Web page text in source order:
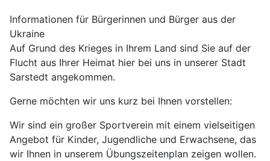
Informationen für Bürgerinnen und Bürger aus der
Ukraine
Auf Grund des Krieges in Ihrem Land sind Sie auf der
Flucht aus Ihrer Heimat hier bei uns in unserer Stadt
Sarstedt angekommen.
Gerne möchten wir uns kurz bei Ihnen vorstellen:
Wir sind ein großer Sportverein mit einem vielseitigen
Angebot für Kinder, Jugendliche und Erwachsene, das
wir Ihnen in unserem Übungszeitenplan zeigen wollen.